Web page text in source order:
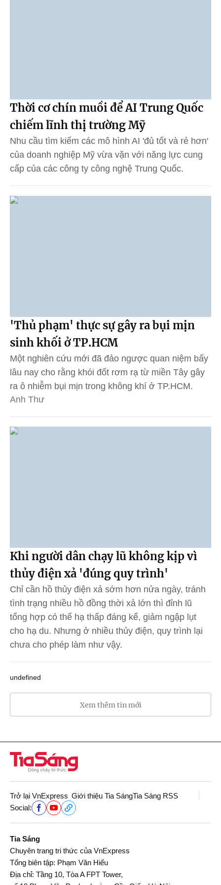
Thời cơ chín muồi để AI Trung Quốc
chiếm lĩnh thị trường Mỹ
Nhu cầu tìm kiếm các mô hình AI 'đủ tốt và rẻ hơn'
của doanh nghiệp Mỹ vừa vặn với năng lực cung
cấp của các công ty công nghệ Trung Quốc.
'Thủ phạm' thực sự gây ra bụi mịn
sinh khối ở TP.HCM
Một nghiên cứu mới đã đảo ngược quan niệm bấy
lâu nay cho rằng khói đốt rơm rạ từ miền Tây gây
ra ô nhiễm bụi mịn trong không khí ở TP.HCM.
Anh Thư
Khi người dân chạy lũ không kịp vì
thủy điện xả 'đúng quy trình'
Chỉ cần hồ thủy điện xả sớm hơn nửa ngày, tránh
tình trạng nhiều hồ đồng thời xả lớn thì đỉnh lũ
tổng hợp có thể hạ thấp đáng kể, giảm ngập lụt
cho hạ du. Nhưng ở nhiều thủy điện, quy trình lại
chưa cho phép làm như vậy.
undefined
Xem thêm tin mới
Trở lại VnExpress Giới thiệu Tia SángTia Sáng RSS
Social:
Tia Sáng
Chuyên trang tri thức của VnExpress
Tổng biên tập: Phạm Văn Hiếu
Địa chỉ: Tầng 10, Tòa A FPT Tower,